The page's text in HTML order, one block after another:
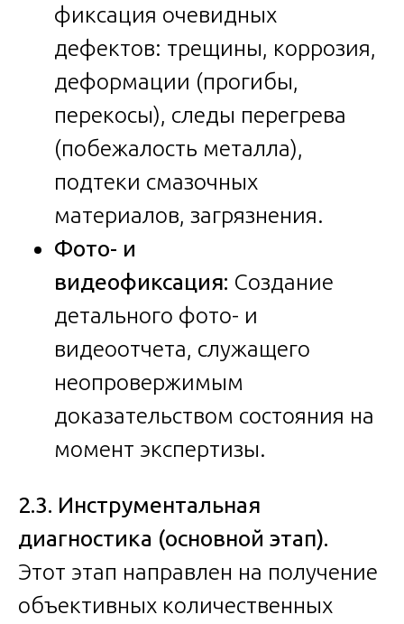
фиксация очевидных
дефектов: трещины, коррозия,
деформации (прогибы,
перекосы), следы перегрева
(побежалость металла),
подтеки смазочных
материалов, загрязнения.
Фото- и
видеофиксация: Создание
детального фото- и
видеоотчета, служащего
неопровержимым
доказательством состояния на
момент экспертизы.
2.3. Инструментальная
диагностика (основной этап).
Этот этап направлен на получение
объективных количественных